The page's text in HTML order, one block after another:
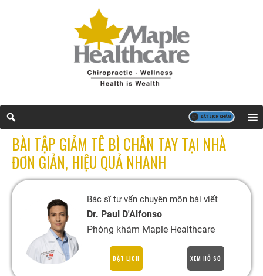
BÀI TẬP GIẢM TÊ BÌ CHÂN TAY TẠI NHÀ
ĐƠN GIẢN, HIỆU QUẢ NHANH
Bác sĩ tư vấn chuyên môn bài viết
Dr. Paul D'Alfonso
Phòng khám Maple Healthcare
ĐẶT LỊCH XEM HỒ SƠ